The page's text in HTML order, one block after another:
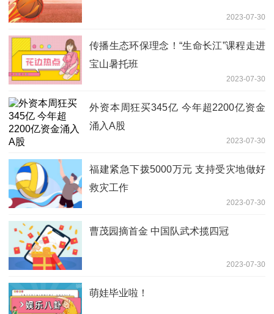
2023-07-30
传播生态环保理念！“生命长江”课程走进
宝山暑托班
2023-07-30
外资本周狂买345亿 今年超2200亿资金
涌入A股
2023-07-30
福建紧急下拨5000万元 支持受灾地做好
救灾工作
2023-07-30
曹茂园摘首金 中国队武术揽四冠
2023-07-30
萌娃毕业啦！